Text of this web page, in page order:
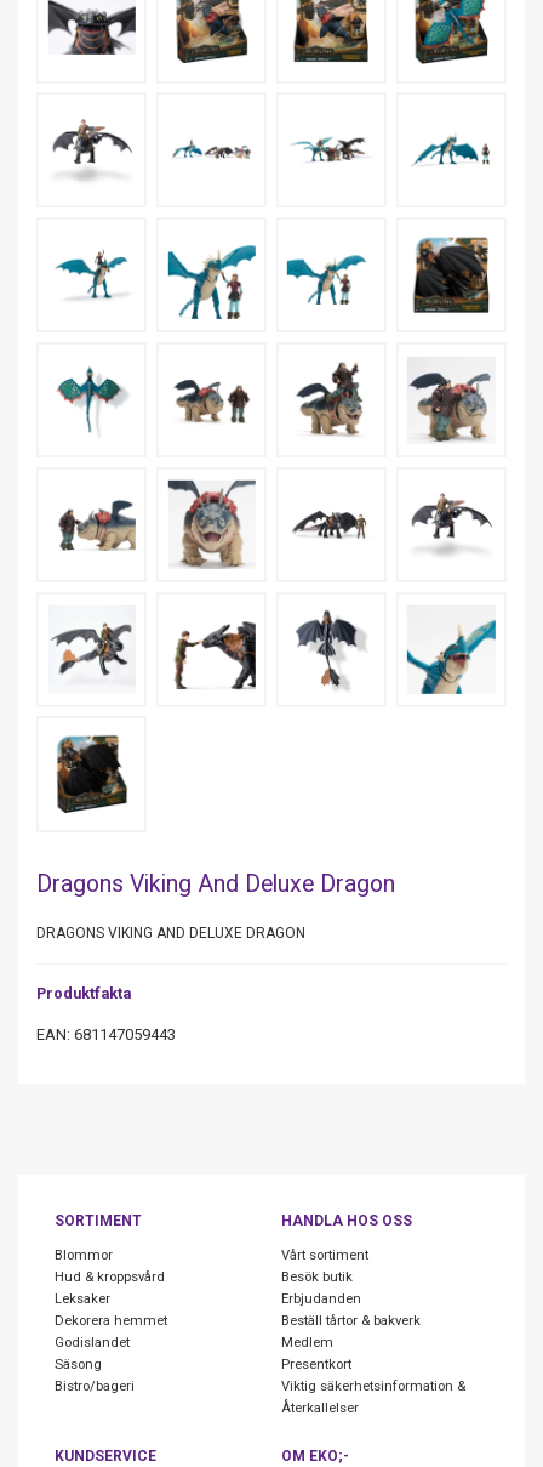
Dragons Viking And Deluxe Dragon
DRAGONS VIKING AND DELUXE DRAGON
Produktfakta
EAN: 681147059443
SORTIMENT
Blommor
Hud & kroppsvård
Leksaker
Dekorera hemmet
Godislandet
Säsong
Bistro/bageri
HANDLA HOS OSS
Vårt sortiment
Besök butik
Erbjudanden
Beställ tårtor & bakverk
Medlem
Presentkort
Viktig säkerhetsinformation &
Återkallelser
KUNDSERVICE OM EKO;-